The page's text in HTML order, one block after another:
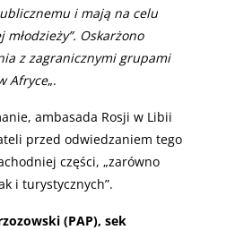
i mają na celu
Oskarżono
z zagranicznymi grupami
Afryce„.
ambasada Rosji w Libii
przed odwiedzaniem tego
części, „zarówno
i turystycznych”.
(PAP), sek